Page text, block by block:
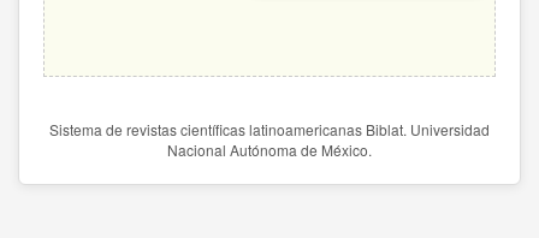
Sistema de revistas científicas latinoamericanas Biblat. Universidad
Nacional Autónoma de México.